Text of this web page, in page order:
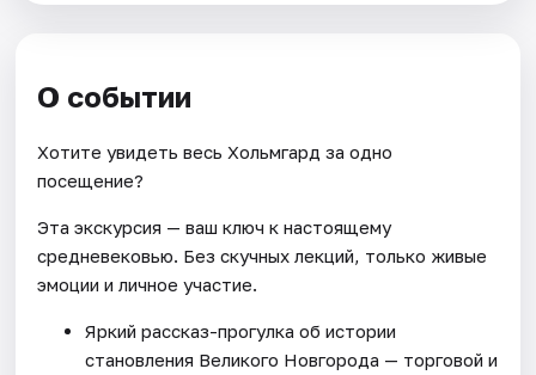
О событии
Хотите увидеть весь Хольмгард за одно
посещение?
Эта экскурсия — ваш ключ к настоящему
средневековью. Без скучных лекций, только живые
эмоции и личное участие.
Яркий рассказ-прогулка об истории
становления Великого Новгорода — торговой и